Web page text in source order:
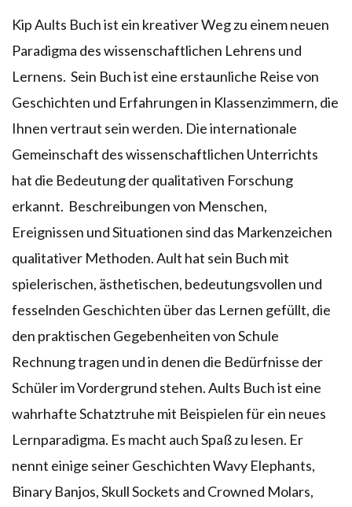
Kip Aults Buch ist ein kreativer Weg zu einem neuen
Paradigma des wissenschaftlichen Lehrens und
Lernens. Sein Buch ist eine erstaunliche Reise von
Geschichten und Erfahrungen in Klassenzimmern, die
Ihnen vertraut sein werden. Die internationale
Gemeinschaft des wissenschaftlichen Unterrichts
hat die Bedeutung der qualitativen Forschung
erkannt. Beschreibungen von Menschen,
Ereignissen und Situationen sind das Markenzeichen
qualitativer Methoden. Ault hat sein Buch mit
spielerischen, ästhetischen, bedeutungsvollen und
fesselnden Geschichten über das Lernen gefüllt, die
den praktischen Gegebenheiten von Schule
Rechnung tragen und in denen die Bedürfnisse der
Schüler im Vordergrund stehen. Aults Buch ist eine
wahrhafte Schatztruhe mit Beispielen für ein neues
Lernparadigma. Es macht auch Spaß zu lesen. Er
nennt einige seiner Geschichten Wavy Elephants,
Binary Banjos, Skull Sockets and Crowned Molars,